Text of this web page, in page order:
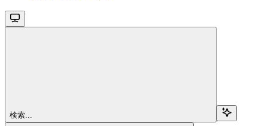
検索...